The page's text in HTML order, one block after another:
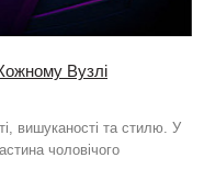
Вузлі
вишуканості та стилю. У
чоловічого